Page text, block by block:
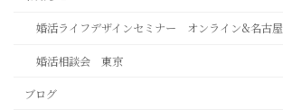
婚活ライフデザインセミナー オンライン&名古屋
婚活相談会 東京
ブログ